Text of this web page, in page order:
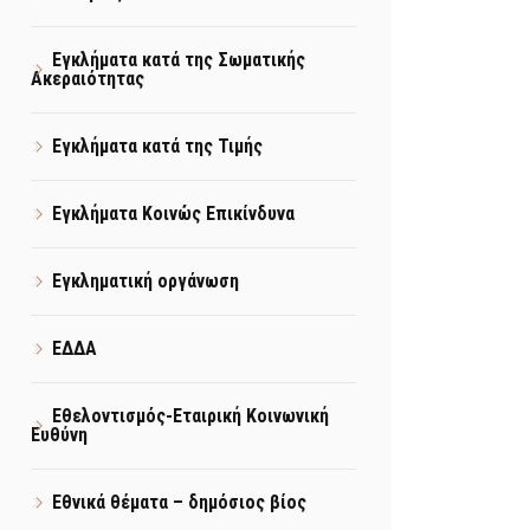
Εγκλήματα κατά της Σωματικής
Ακεραιότητας
Εγκλήματα κατά της Τιμής
Εγκλήματα Κοινώς Επικίνδυνα
Εγκληματική οργάνωση
ΕΔΔΑ
Εθελοντισμός-Εταιρική Κοινωνική
Ευθύνη
Εθνικά θέματα – δημόσιος βίος